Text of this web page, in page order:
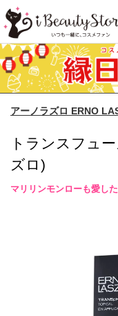
アーノラズロ ERNO
トランスフュ
ズロ)
マリリンモンローも愛し